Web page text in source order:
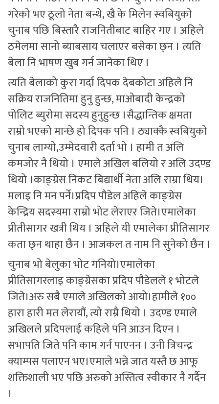
गरेको भए ठूलो नेता बन्थे, खै के मिलेन स्वबियुको
चुनाब पछि बिस्तारै राजनितीबाट बाहिर गए । अहिले
ठमेलमा सानो ब्याबसाय चलाएर बसेका छ्न । त्यति
बेला नि भाषण खुब गर्न जानेका थिए ।
त्यति बेलाको कुरा गर्दा दिपक देबकोटा अहिले नि
सक्रिय राजनितिमा हुनु हुन्छ, माओबादी केन्द्रको
पोलिट ब्युरोमा सदस्य हुनुहुन्छ ।सैद्धान्तिक क्षमता
राम्रो भएको मान्छे हो दिपक पनि । ठ्याक्कै स्वबियुको
चुनाब लाग्यो,उम्मेदवारी दर्ता भो । हामी त अलि
कमजोर नै थियो । एमाले अखिल बलियो र अलि उदण्ड
थियो ।काङ्ग्रेस निकट बिद्यार्थी नेता अलि राम्रा थिय।
मलाइ नि मन पर्ने।प्रदिप पौडेल अहिले काङ्ग्रेस
केन्द्रिय सदस्यमा राम्रो भोट लेराएर जिते।एमालेका
प्रीतीसागर खत्री थिय । अहिले यी एमालेका प्रीतिसागर
कता छ्न थाहा छैन । आजकल त नाम नि सुनेको छैन ।
चुनाब भो बेलुका भोट गनियो।एमालेका
प्रीतिसागरलाइ काङ्ग्रेसका प्रदिप पौडेलले १ भोटले
जिते।अरु सबै एमाले अखिलको आयो।हामीले १००
हारा हारी मत लेरायौं, त्यो राम्रै थियो । उदण्ड एमाले
अखिलले प्रदिपलाई कहिले पनि आउन दिएन ।
सभापति जिते पनि काम गर्न पाएनन । उनी त्रिचन्द्र
क्याम्पस पलाएन भए।एमाले भन्ने जात यस्तै छ आफू
शक्तिशाली भए पछि अरुको अस्तित्व स्वीकार नै गर्दैन
।